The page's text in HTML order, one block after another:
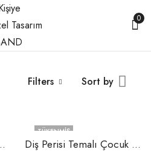
0
Filters Sort by
Papyon
TÜKENMIŞ
Diş Perisi Temalı Çocuk Papyon ve Pantolon Askısı